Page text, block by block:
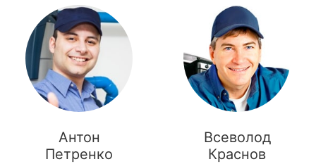
Антон
Петренко
Всеволод
Краснов